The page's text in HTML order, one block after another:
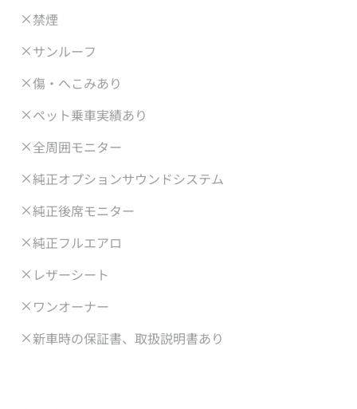
禁煙
サンルーフ
傷・へこみあり
ペット乗車実績あり
全周囲モニター
純正オプションサウンドシステム
純正後席モニター
純正フルエアロ
レザーシート
ワンオーナー
新車時の保証書、取扱説明書あり